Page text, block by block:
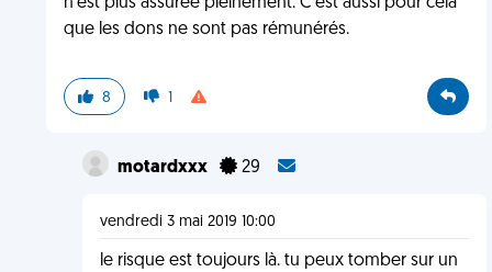
que les dons ne sont pas rémunérés.
8 1
motardxxx 29
vendredi 3 mai 2019 10:00
le risque est toujours là. tu peux tomber sur un